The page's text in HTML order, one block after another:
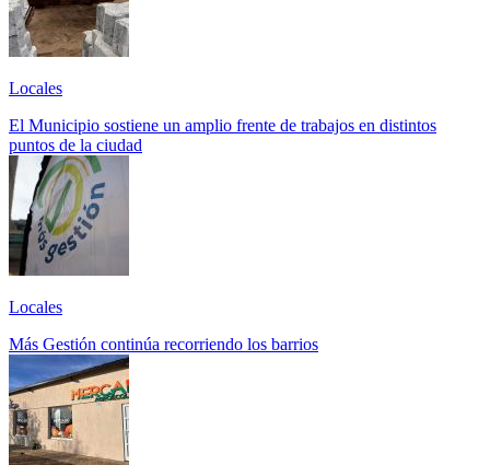
Locales
El Municipio sostiene un amplio frente de trabajos en distintos
puntos de la ciudad
Locales
Más Gestión continúa recorriendo los barrios